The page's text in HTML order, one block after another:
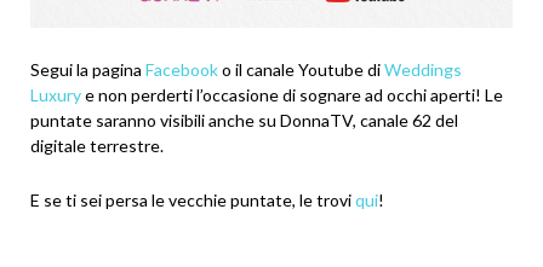
Segui la pagina Facebooko il canale Youtube diWeddings
Luxurye non perderti l’occasione di sognare ad occhi aperti! Le
puntate saranno visibili anche su DonnaTV, canale 62 del
digitale terrestre.
E se ti sei persa le vecchie puntate, le troviqui!